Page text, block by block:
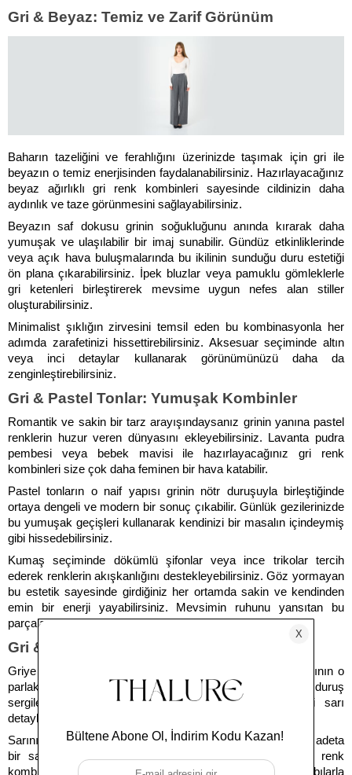
Gri & Beyaz: Temiz ve Zarif Görünüm
Baharın tazeliğini ve ferahlığını üzerinizde taşımak için gri ile
beyazın o temiz enerjisinden faydalanabilirsiniz. Hazırlayacağınız
beyaz ağırlıklı gri renk kombinleri sayesinde cildinizin daha
aydınlık ve taze görünmesini sağlayabilirsiniz.
Beyazın saf dokusu grinin soğukluğunu anında kırarak daha
yumuşak ve ulaşılabilir bir imaj sunabilir. Gündüz etkinliklerinde
veya açık hava buluşmalarında bu ikilinin sunduğu duru estetiği
ön plana çıkarabilirsiniz. İpek bluzlar veya pamuklu gömleklerle
gri ketenleri birleştirerek mevsime uygun nefes alan stiller
oluşturabilirsiniz.
Minimalist şıklığın zirvesini temsil eden bu kombinasyonla her
adımda zarafetinizi hissettirebilirsiniz. Aksesuar seçiminde altın
veya inci detaylar kullanarak görünümünüzü daha da
zenginleştirebilirsiniz.
Gri & Pastel Tonlar: Yumuşak Kombinler
Romantik ve sakin bir tarz arayışındaysanız grinin yanına pastel
renklerin huzur veren dünyasını ekleyebilirsiniz. Lavanta pudra
pembesi veya bebek mavisi ile hazırlayacağınız gri renk
kombinleri size çok daha feminen bir hava katabilir.
Pastel tonların o naif yapısı grinin nötr duruşuyla birleştiğinde
ortaya dengeli ve modern bir sonuç çıkabilir. Günlük gezilerinizde
bu yumuşak geçişleri kullanarak kendinizi bir masalın içindeymiş
gibi hissedebilirsiniz.
Kumaş seçiminde dökümlü şifonlar veya ince trikolar tercih
ederek renklerin akışkanlığını destekleyebilirsiniz. Göz yormayan
bu estetik sayesinde girdiğiniz her ortamda sakin ve kendinden
emin bir enerji yayabilirsiniz. Mevsimin ruhunu yansıtan bu
parçalarla stilinizi saniyeler içinde yumuşatabilirsiniz.
Gri & Sarı: Canlı ve Cesur Bir Dokunuş
Griye anında enerji ve dinamizm katmak istediğinizde sarının o
parlak gücünden sonuna kadar yararlanabilirsiniz. Cesur bir duruş
sergilemek adına hazırlayacağınız gri renk kombinleri sarı
detaylarla çok daha dikkat çekici bir hal alabilir.
Sarının güneş gibi parlayan yapısı grinin sakin zemininde adeta
bir sanat eseri gibi görünebilir. Özellikle hazırlanan gri renk
kombinleri kadın modasında sarı çantalar veya ayakkabılarla